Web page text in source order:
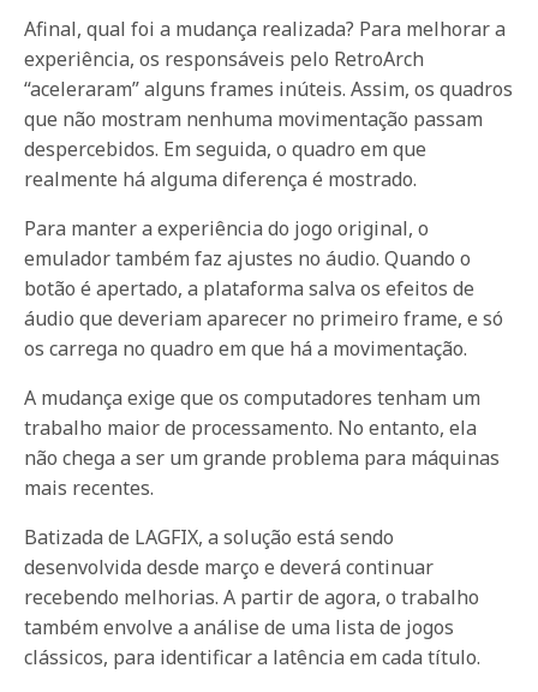
Afinal, qual foi a mudança realizada? Para melhorar a
experiência, os responsáveis pelo RetroArch
“aceleraram” alguns frames inúteis. Assim, os quadros
que não mostram nenhuma movimentação passam
despercebidos. Em seguida, o quadro em que
realmente há alguma diferença é mostrado.
Para manter a experiência do jogo original, o
emulador também faz ajustes no áudio. Quando o
botão é apertado, a plataforma salva os efeitos de
áudio que deveriam aparecer no primeiro frame, e só
os carrega no quadro em que há a movimentação.
A mudança exige que os computadores tenham um
trabalho maior de processamento. No entanto, ela
não chega a ser um grande problema para máquinas
mais recentes.
Batizada de LAGFIX, a solução está sendo
desenvolvida desde março e deverá continuar
recebendo melhorias. A partir de agora, o trabalho
também envolve a análise de uma lista de jogos
clássicos, para identificar a latência em cada título.